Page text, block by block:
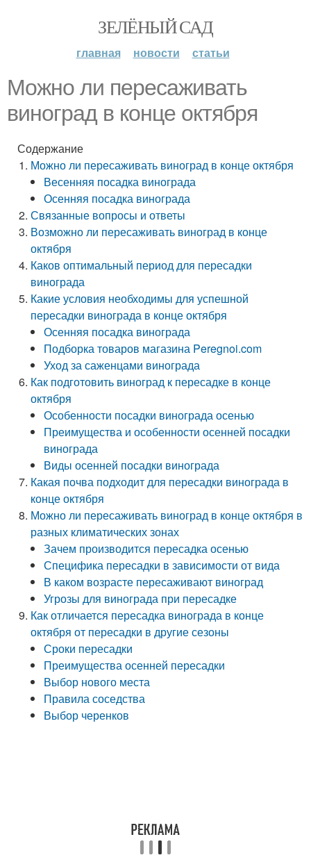
ЗЕЛЁНЫЙ САД
главная новости статьи
Можно ли пересаживать
виноград в конце октября
Содержание
Можно ли пересаживать виноград в конце октября
Весенняя посадка винограда
Осенняя посадка винограда
Связанные вопросы и ответы
Возможно ли пересаживать виноград в конце
октября
Каков оптимальный период для пересадки
винограда
Какие условия необходимы для успешной
пересадки винограда в конце октября
Осенняя посадка винограда
Подборка товаров магазина Peregnoi.com
Уход за саженцами винограда
Как подготовить виноград к пересадке в конце
октября
Особенности посадки винограда осенью
Преимущества и особенности осенней посадки
винограда
Виды осенней посадки винограда
Какая почва подходит для пересадки винограда в
конце октября
Можно ли пересаживать виноград в конце октября в
разных климатических зонах
Зачем производится пересадка осенью
Специфика пересадки в зависимости от вида
В каком возрасте пересаживают виноград
Угрозы для винограда при пересадке
Как отличается пересадка винограда в конце
октября от пересадки в другие сезоны
Сроки пересадки
Преимущества осенней пересадки
Выбор нового места
Правила соседства
Выбор черенков